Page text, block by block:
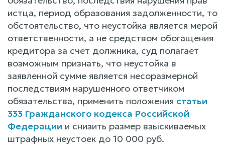
истца, период образования задолженности, то
обстоятельство, что неустойка является мерой
ответственности, а не средством обогащения
кредитора за счет должника, суд полагает
возможным признать, что неустойка в
заявленной сумме является несоразмерной
последствиям нарушенного ответчиком
обязательства, применить положения статьи
333 Гражданского кодекса Российской
Федерации и снизить размер взыскиваемых
штрафных неустоек до 10 000 руб.